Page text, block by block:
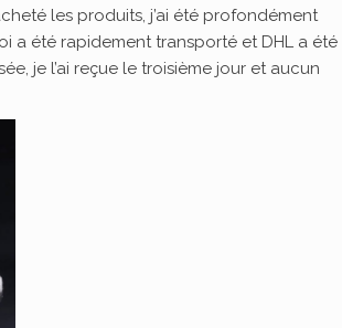
les produits, j’ai été profondément
a été rapidement transporté et DHL a été
je l’ai reçue le troisième jour et aucun